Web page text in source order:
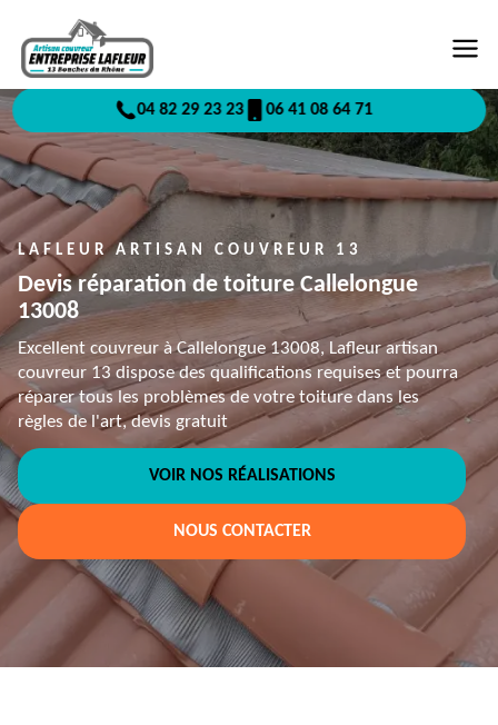
04 82 29 23 23 06 41 08 64 71
LAFLEUR ARTISAN COUVREUR 13
Devis réparation de toiture Callelongue
13008
Excellent couvreur à Callelongue 13008, Lafleur artisan
couvreur 13 dispose des qualifications requises et pourra
réparer tous les problèmes de votre toiture dans les
règles de l'art, devis gratuit
VOIR NOS RÉALISATIONS
NOUS CONTACTER